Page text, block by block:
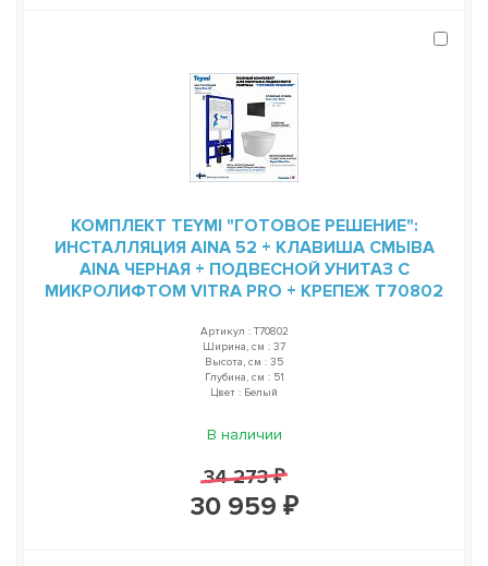
КОМПЛЕКТ TEYMI "ГОТОВОЕ РЕШЕНИЕ":
ИНСТАЛЛЯЦИЯ AINA 52 + КЛАВИША СМЫВА
AINA ЧЕРНАЯ + ПОДВЕСНОЙ УНИТАЗ С
МИКРОЛИФТОМ VITRA PRO + КРЕПЕЖ T70802
Артикул : T70802
Ширина, см : 37
Высота, см : 35
Глубина, см : 51
Цвет : Белый
В наличии
34 273 ₽
30 959 ₽